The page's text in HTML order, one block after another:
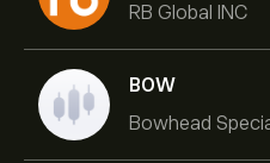
RB Global INC
BOW
Bowhead